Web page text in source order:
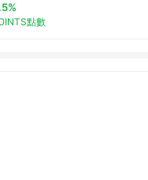
點數